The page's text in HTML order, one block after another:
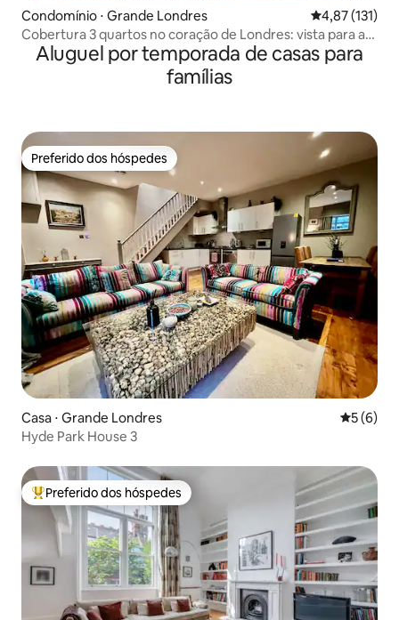
Condomínio ⋅ Grande Londres 4,87 de uma
4,87 (131)
Cobertura 3 quartos no coração de Londres: vista para a
cidade de Londres
Aluguel por temporada de casas para
famílias
Preferido dos hóspedes
Preferido dos hóspedes
Casa ⋅ Grande Londres 5 de
5 (6)
Hyde Park House 3
Entre os melhores preferidos dos hóspedes
Preferido dos hóspedes